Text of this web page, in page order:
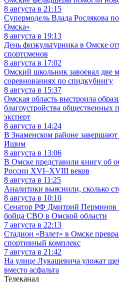
8 августа в 21:15
Супермодель Влада Рослякова
Омска»
8 августа в 19:13
День физкультурника в Омске
спортсменов
8 августа в 17:02
Омский школьник завоевал две
соревнованиях по спидкубингу
8 августа в 15:37
Омская область выстроила
благоустройства общественных
эксперт
8 августа в 14:24
В Знаменском районе
Ишим
8 августа в 13:06
В Омске представили книгу об
России XVI–XVIII веков
8 августа в 11:25
Аналитики выяснили, сколько
8 августа в 10:10
Сенатор РФ Дмитрий Перминов
бойца СВО в Омской области
7 августа в 22:13
Стадион «Взлет» в Омске
спортивный комплекс
7 августа в 21:42
На улице Лукашевича уложат
вместо асфальта
Телеканал